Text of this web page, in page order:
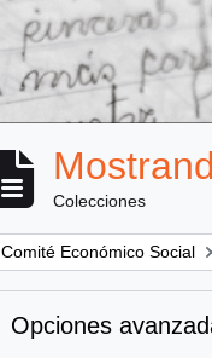
Colecciones
Remove filter:
Comité Económico Social
Opciones